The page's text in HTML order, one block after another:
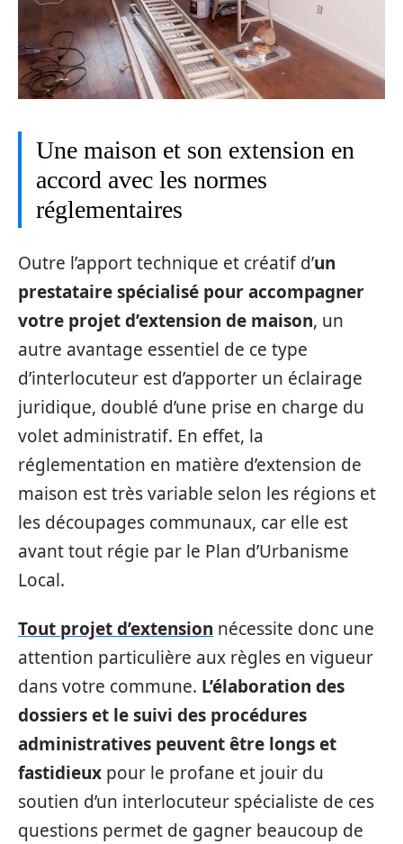
Une maison et son extension en
accord avec les normes
réglementaires
Outre l’apport technique et créatif d’un
prestataire spécialisé pour accompagner
votre projet d’extension de maison, un
autre avantage essentiel de ce type
d’interlocuteur est d’apporter un éclairage
juridique, doublé d’une prise en charge du
volet administratif. En effet, la
réglementation en matière d’extension de
maison est très variable selon les régions et
les découpages communaux, car elle est
avant tout régie par le Plan d’Urbanisme
Local.
Tout projet d’extension nécessite donc une
attention particulière aux règles en vigueur
dans votre commune. L’élaboration des
dossiers et le suivi des procédures
administratives peuvent être longs et
fastidieux pour le profane et jouir du
soutien d’un interlocuteur spécialiste de ces
questions permet de gagner beaucoup de